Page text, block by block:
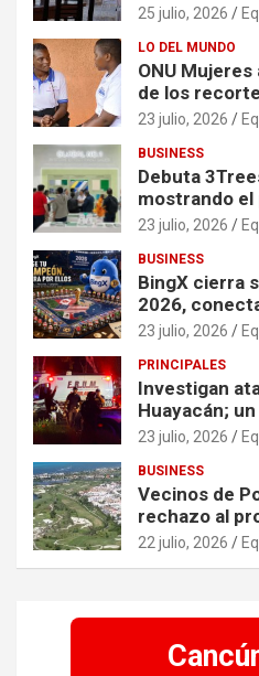
25 julio, 2026
LO DEL MUNDO
ONU
de los
crisis
23 julio, 2026
BUSINESS
Debuta
mostrando
China en
23 julio, 2026
BUSINESS
BingX cierra
2026,
través de
23 julio, 2026
PRINCIPALES
Investigan
Huayacán;
asegurada
23 julio, 2026
BUSINESS
Vecinos de
rechazo al
22 julio, 2026